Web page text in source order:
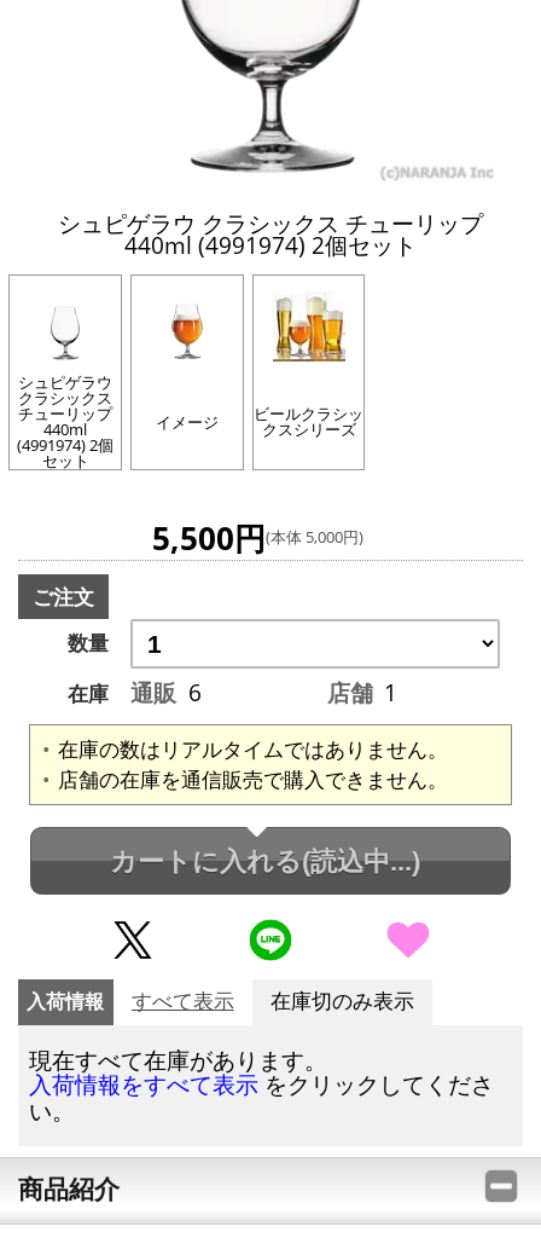
シュピゲラウ クラシックス チューリップ
440ml (4991974) 2個セット
シュピゲラウ
クラシックス
チューリップ
440ml
(4991974) 2個
セット
イメージ ビールクラシッ
クスシリーズ
5,500円(本体 5,000円)
ご注文
数量
在庫
通販 6 店舗 1
在庫の数はリアルタイムではありません。
店舗の在庫を通信販売で購入できません。
カートに入れる(読込中...)
入荷情報 すべて表示 在庫切のみ表示
現在すべて在庫があります。
入荷情報をすべて表示 をクリックしてくださ
い。
商品紹介